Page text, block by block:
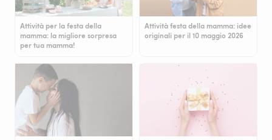
Attività per la festa della
mamma: la migliore sorpresa
per tua mamma!
Attività festa della mamma: idee
originali per il 10 maggio 2026